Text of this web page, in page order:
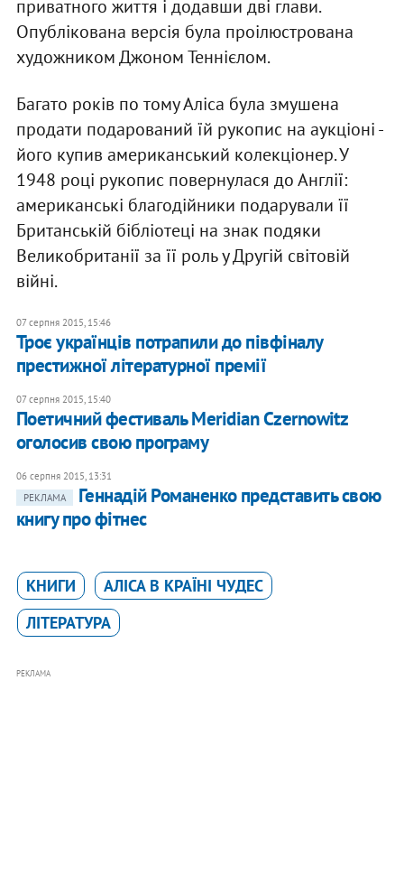
приватного життя і додавши дві глави.
Опублікована версія була проілюстрована
художником Джоном Теннієлом.
Багато років по тому Аліса була змушена
продати подарований їй рукопис на аукціоні -
його купив американський колекціонер. У
1948 році рукопис повернулася до Англії:
американські благодійники подарували її
Британській бібліотеці на знак подяки
Великобританії за її роль у Другій світовій
війні.
07 серпня 2015, 15:46
Троє українців потрапили до півфіналу
престижної літературної премії
07 серпня 2015, 15:40
Поетичний фестиваль Meridian Czernowitz
оголосив свою програму
06 серпня 2015, 13:31
РЕКЛАМА
Геннадій Романенко представить свою
книгу про фітнес
КНИГИ
АЛІСА В КРАЇНІ ЧУДЕС
ЛІТЕРАТУРА
РЕКЛАМА